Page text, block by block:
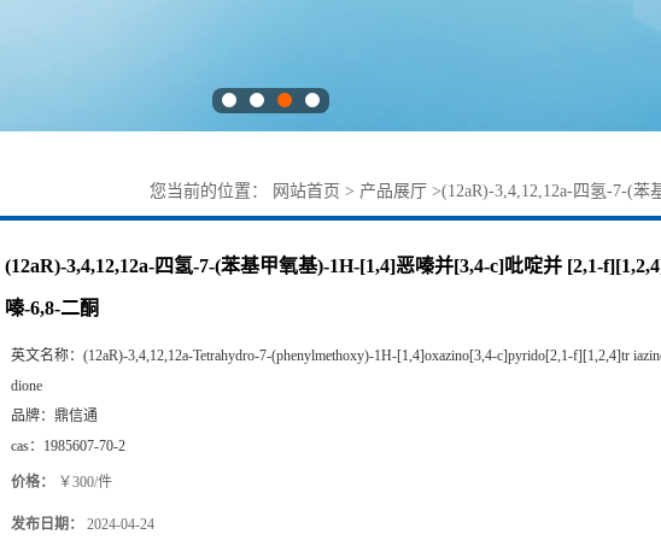
您当前的位置： 网站首页 > 产品展厅 >(12aR)-3,4,12,12a-四氢-7-(
(12aR)-3,4,12,12a-四氢-7-(苯基甲氧基)-1H-[1,4]恶嗪并[3,4-c]吡啶并 [2,1-
嗪-6,8-二酮
英文名称： (12aR)-3,4,12,12a-Tetrahydro-7-(phenylmethoxy)-1H-[1,4]oxazino[3,4-c]pyrido[2,1-f][1,2,4]tr
dione
品牌： 鼎信通
cas： 1985607-70-2
价格： ￥300/件
发布日期： 2024-04-24